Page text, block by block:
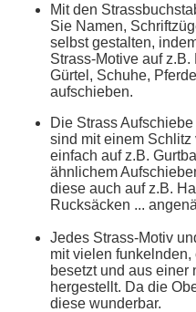
Mit den
Sie Namen,
selbst gestalten,
Strass-Motive auf
Gürtel, Schuhe,
aufschieben.
Die Strass
sind mit einem
einfach auf z.B.
ähnlichem
diese auch auf z.B.
Rucksäcken ...
Jedes Strass-Motiv
mit vielen
besetzt und aus einer
hergestellt. Da die
diese wunderbar.